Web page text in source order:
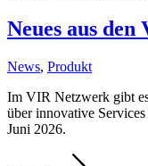
Neues aus
News, Produkt
Im VIR Netzwerk gibt
über innovative
Juni 2026.